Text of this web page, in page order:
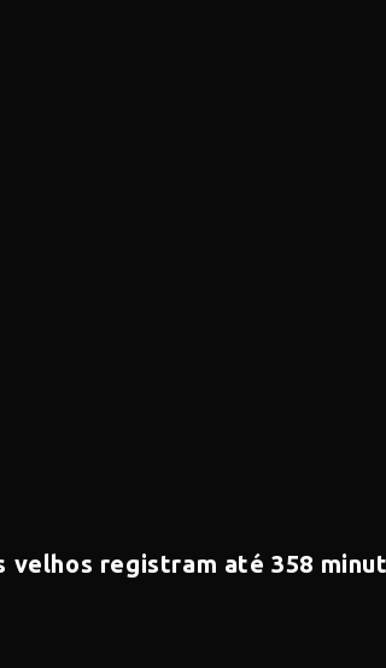
velhos registram até 358